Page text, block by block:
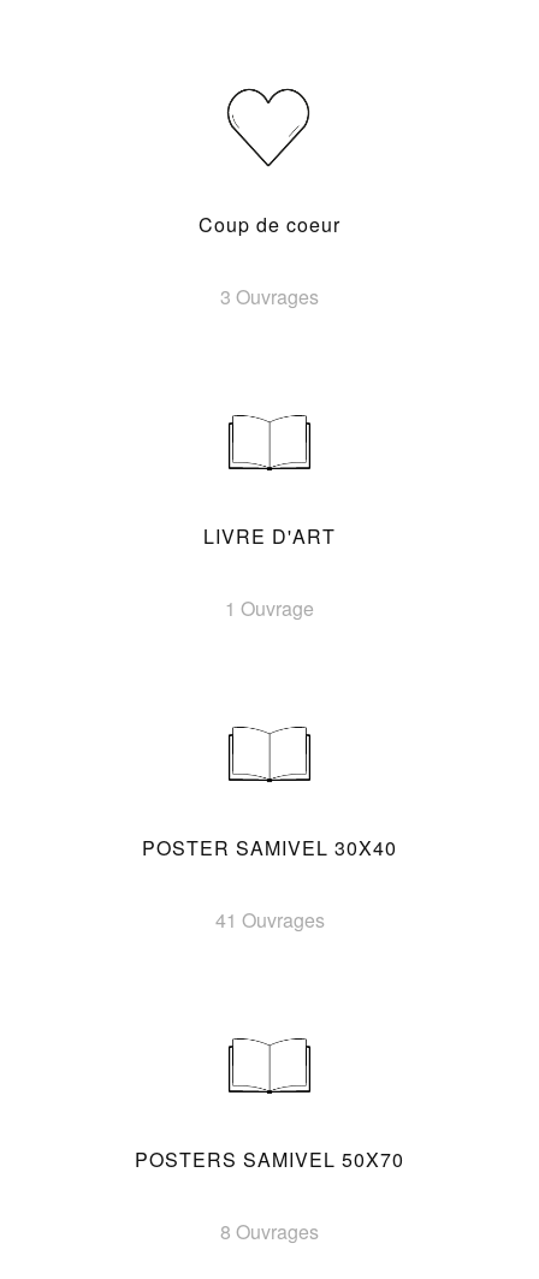
Coup de coeur
3 Ouvrages
LIVRE D'ART
1 Ouvrage
POSTER SAMIVEL 30X40
41 Ouvrages
POSTERS SAMIVEL 50X70
8 Ouvrages